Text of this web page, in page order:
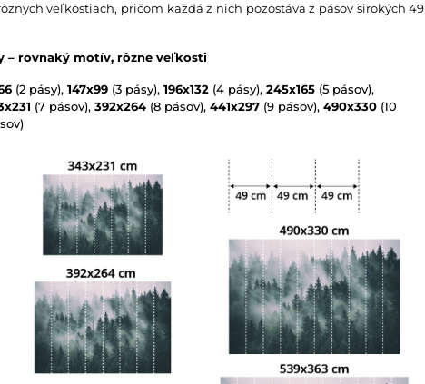
veľkostiach, pričom každá z nich pozostáva z pásov širokých 49
– rovnaký motív, rôzne veľkosti
(2 pásy), 147x99 (3 pásy), 196x132 (4 pásy), 245x165 (5 pásov),
(7 pásov), 392x264 (8 pásov), 441x297 (9 pásov), 490x330 (10